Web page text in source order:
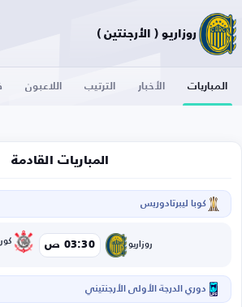
روزاريو ( الأرجنتين )
المباريات الأخبار الترتيب اللاعبون
المباريات القادمة
كوبا ليبرتادوريس
روزاريو 03:30 ص
دوري الدرجة الأولى الأرجنتيني